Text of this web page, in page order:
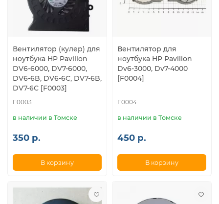
Вентилятор (кулер) для
ноутбука HP Pavilion
DV6-6000, DV7-6000,
DV6-6B, DV6-6C, DV7-6B,
DV7-6C [F0003]
F0003
в наличии в Томске
350 р.
В корзину
Вентилятор для
ноутбука HP Pavilion
Dv6-3000, Dv7-4000
[F0004]
F0004
в наличии в Томске
450 р.
В корзину